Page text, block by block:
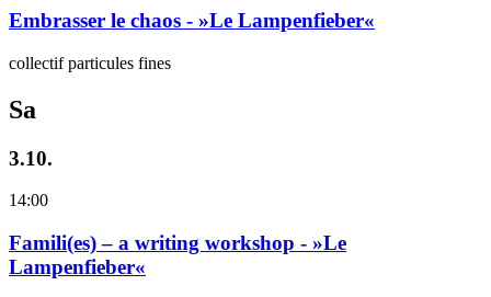
Embrasser le chaos - »Le Lampenfieber«
collectif particules fines
Sa
3.10.
14:00
Famili(es) – a writing workshop - »Le
Lampenfieber«